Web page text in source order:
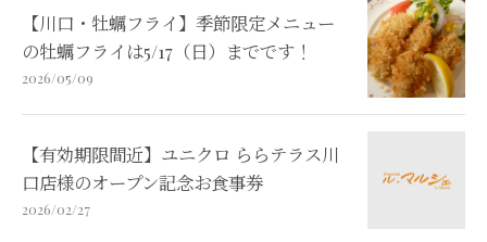
【川口・牡蠣フライ】季節限定メニュー
の牡蠣フライは5/17（日）までです！
2026/05/09
【有効期限間近】ユニクロ ららテラス川
口店様のオープン記念お食事券
2026/02/27